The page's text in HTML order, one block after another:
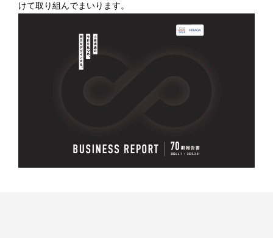
けて取り組んでまいります。